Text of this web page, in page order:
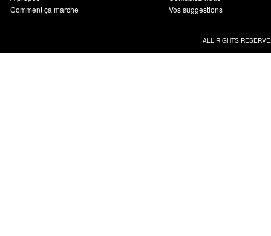
Comment ça marche
Vos suggestions
ALL RIGHTS